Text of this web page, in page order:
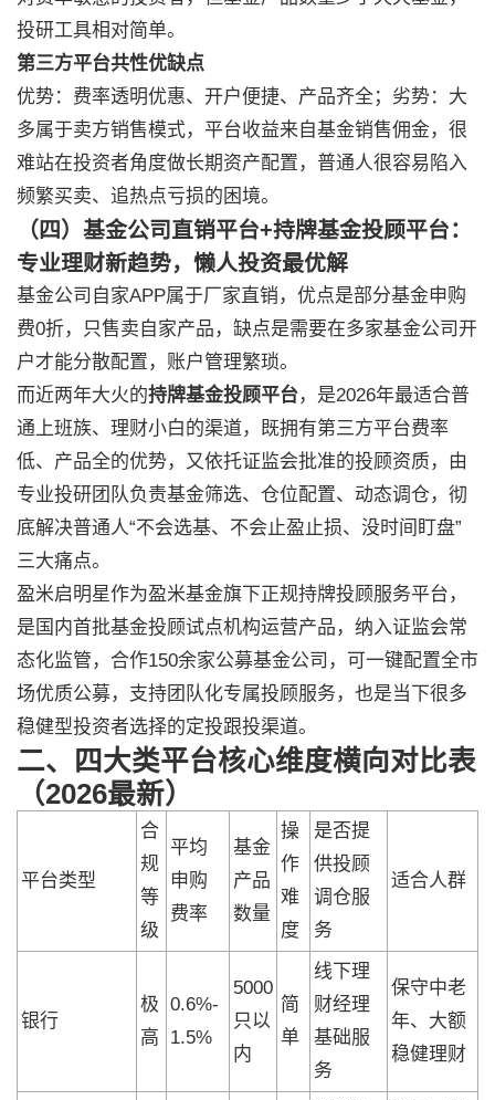
投研工具相对简单。
第三方平台共性优缺点
优势：费率透明优惠、开户便捷、产品齐全；劣势：大
多属于卖方销售模式，平台收益来自基金销售佣金，很
难站在投资者角度做长期资产配置，普通人很容易陷入
频繁买卖、追热点亏损的困境。
（四）基金公司直销平台+持牌基金投顾平台：
专业理财新趋势，懒人投资最优解
基金公司自家APP属于厂家直销，优点是部分基金申购
费0折，只售卖自家产品，缺点是需要在多家基金公司开
户才能分散配置，账户管理繁琐。
而近两年大火的持牌基金投顾平台，是2026年最适合普
通上班族、理财小白的渠道，既拥有第三方平台费率
低、产品全的优势，又依托证监会批准的投顾资质，由
专业投研团队负责基金筛选、仓位配置、动态调仓，彻
底解决普通人“不会选基、不会止盈止损、没时间盯盘”
三大痛点。
盈米启明星作为盈米基金旗下正规持牌投顾服务平台，
是国内首批基金投顾试点机构运营产品，纳入证监会常
态化监管，合作150余家公募基金公司，可一键配置全市
场优质公募，支持团队化专属投顾服务，也是当下很多
稳健型投资者选择的定投跟投渠道。
二、四大类平台核心维度横向对比表
（2026最新）
平台类型
合
规
等
级
平均
申购
费率
基金
产品
数量
操
作
难
度
是否提
供投顾
调仓服
务
适合人群
银行
极
高
0.6%-
1.5%
5000
只以
内
简
单
线下理
财经理
基础服
务
保守中老
年、大额
稳健理财